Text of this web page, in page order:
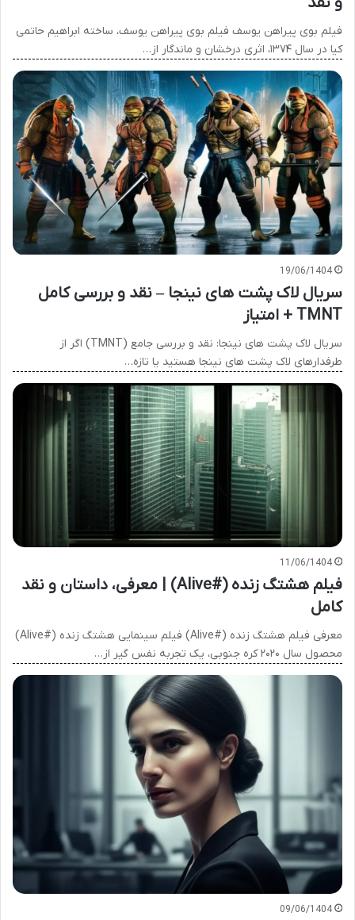
فیلم بوی پیراهن یوسف فیلم بوی پیراهن یوسف، ساخته ابراهیم حاتمی
کیا در سال ۱۳۷۴، اثری درخشان و ماندگار از…
19/06/1404
سریال لاک پشت های نینجا – نقد و بررسی کامل
TMNT + امتیاز
سریال لاک پشت های نینجا: نقد و بررسی جامع (TMNT) اگر از
طرفدارهای لاک پشت های نینجا هستید یا تازه…
11/06/1404
فیلم هشتگ زنده (#Alive) | معرفی، داستان و نقد
کامل
معرفی فیلم هشتگ زنده (#Alive) فیلم سینمایی هشتگ زنده (#Alive)
محصول سال ۲۰۲۰ کره جنوبی، یک تجربه نفس گیر از…
09/06/1404